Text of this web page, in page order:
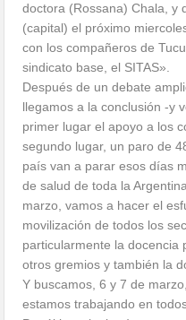
doctora (Rossana) Chala, y
(capital) el próximo
con los compañeros de
sindicato base, el SITAS».
Después de un debate
llegamos a la conclusión -y
primer lugar el apoyo a los
segundo lugar, un paro de
país van a parar esos días
de salud de toda la
marzo, vamos a hacer el
movilización de todos los
particularmente la docencia
otros gremios y también la
Y buscamos, 6 y 7 de
estamos trabajando en